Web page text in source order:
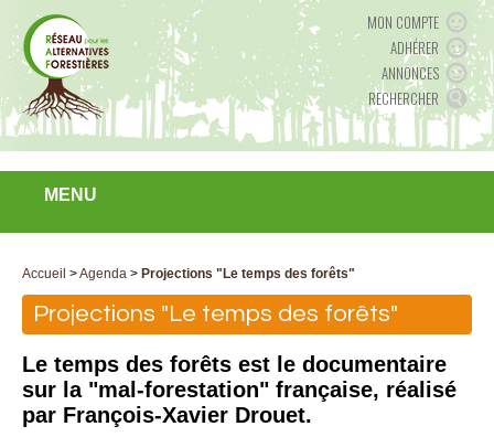
MON COMPTE
ADHÉRER
ANNONCES
RECHERCHER
MENU
Accueil >Agenda > Projections "Le temps des forêts"
Projections "Le temps des forêts"
Le temps des forêts est le documentaire
sur la "mal-forestation" française, réalisé
par François-Xavier Drouet.